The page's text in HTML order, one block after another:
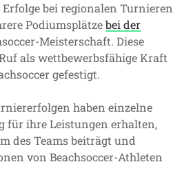
bei regionalen Turnieren
Podiumsplätzebei der
Meisterschaft. Diese
als wettbewerbsfähige Kraft
gefestigt.
haben einzelne
für ihre Leistungen erhalten,
des Teams beiträgt und
von Beachsoccer-Athleten